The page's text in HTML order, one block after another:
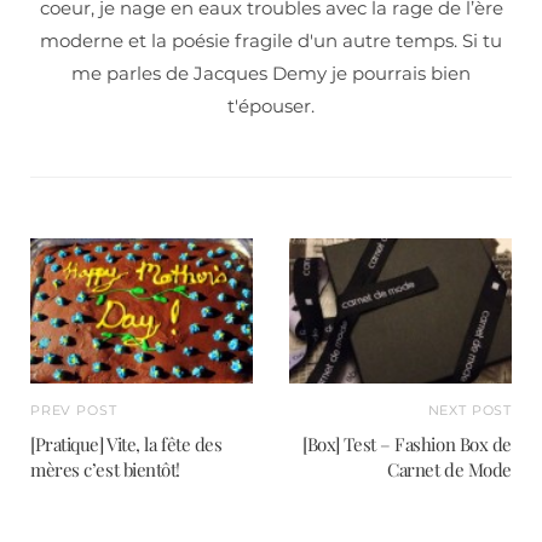
coeur, je nage en eaux troubles avec la rage de l’ère
moderne et la poésie fragile d'un autre temps. Si tu
me parles de Jacques Demy je pourrais bien
t'épouser.
PREV POST
[Pratique] Vite, la fête des
mères c’est bientôt!
NEXT POST
[Box] Test – Fashion Box de
Carnet de Mode